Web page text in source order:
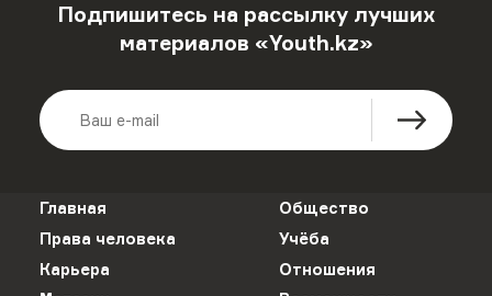
Подпишитесь на рассылку лучших
материалов «Youth.kz»
Главная
Общество
Права человека
Учёба
Карьера
Отношения